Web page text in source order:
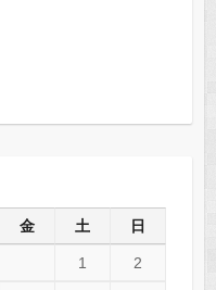
金 土 日
1 2